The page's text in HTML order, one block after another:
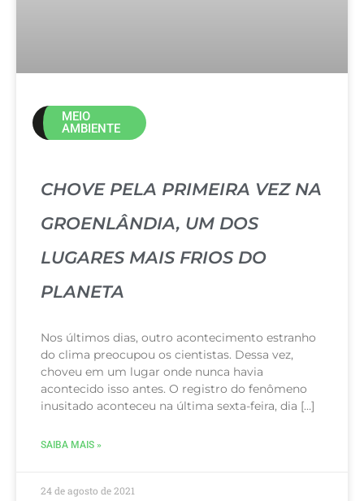
MEIO
AMBIENTE
CHOVE PELA PRIMEIRA VEZ NA
GROENLÂNDIA, UM DOS
LUGARES MAIS FRIOS DO
PLANETA
Nos últimos dias, outro acontecimento estranho
do clima preocupou os cientistas. Dessa vez,
choveu em um lugar onde nunca havia
acontecido isso antes. O registro do fenômeno
inusitado aconteceu na última sexta-feira, dia […]
SAIBA MAIS »
24 de agosto de 2021